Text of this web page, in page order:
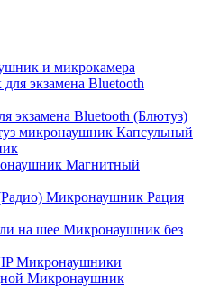
и микрокамера
экзамена Bluetooth (Блютуз)
Капсульный
Магнитный
Микронаушник Рация
Микронаушник без
Микронаушники
Микронаушник